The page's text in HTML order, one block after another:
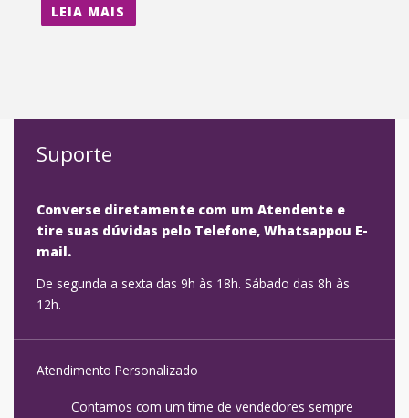
LEIA MAIS
Suporte
Converse diretamente com um Atendente e
tire suas dúvidas pelo Telefone, Whatsappou E-
mail.
De segunda a sexta das 9h às 18h. Sábado das 8h às
12h.
Atendimento Personalizado
Contamos com um time de vendedores sempre